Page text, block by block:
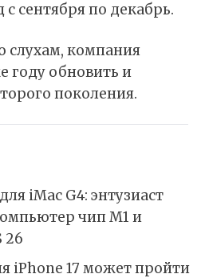
с сентября по декабрь.
слухам, компания
году обновить и
поколения.
iMac G4: энтузиаст
чип M1 и
26
iPhone 17 может пройти